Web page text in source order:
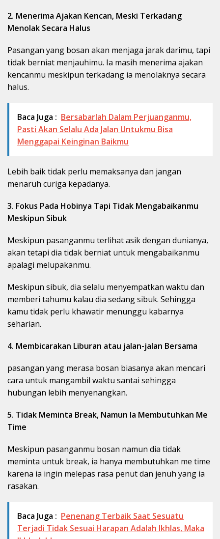
2. Menerima Ajakan Kencan, Meski Terkadang
Menolak Secara Halus
Pasangan yang bosan akan menjaga jarak darimu, tapi
tidak berniat menjauhimu. Ia masih menerima ajakan
kencanmu meskipun terkadang ia menolaknya secara
halus.
Baca Juga : Bersabarlah Dalam Perjuanganmu,
Pasti Akan Selalu Ada Jalan Untukmu Bisa
Menggapai Keinginan Baikmu
Lebih baik tidak perlu memaksanya dan jangan
menaruh curiga kepadanya.
3. Fokus Pada Hobinya Tapi Tidak Mengabaikanmu
Meskipun Sibuk
Meskipun pasanganmu terlihat asik dengan dunianya,
akan tetapi dia tidak berniat untuk mengabaikanmu
apalagi melupakanmu.
Meskipun sibuk, dia selalu menyempatkan waktu dan
memberi tahumu kalau dia sedang sibuk. Sehingga
kamu tidak perlu khawatir menunggu kabarnya
seharian.
4. Membicarakan Liburan atau jalan-jalan Bersama
pasangan yang merasa bosan biasanya akan mencari
cara untuk mangambil waktu santai sehingga
hubungan lebih menyenangkan.
5. Tidak Meminta Break, Namun Ia Membutuhkan Me
Time
Meskipun pasanganmu bosan namun dia tidak
meminta untuk break, ia hanya membutuhkan me time
karena ia ingin melepas rasa penut dan jenuh yang ia
rasakan.
Baca Juga : Penenang Terbaik Saat Sesuatu
Terjadi Tidak Sesuai Harapan Adalah Ikhlas, Maka